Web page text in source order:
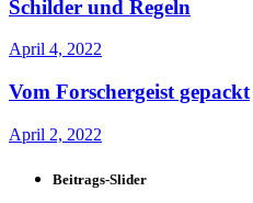
Schilder und Regeln
April 4, 2022
Vom Forschergeist gepackt
April 2, 2022
Beitrags-Slider